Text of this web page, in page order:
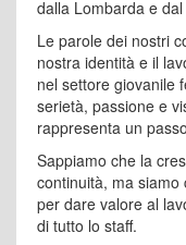
dalla Lombarda e dal
Le parole dei nostri
nostra identità e il
nel settore giovanile
serietà, passione e
rappresenta un
Sappiamo che la
continuità, ma siamo
per dare valore al
di tutto lo staff.